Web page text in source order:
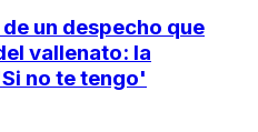
un despecho que
vallenato: la
no te tengo'